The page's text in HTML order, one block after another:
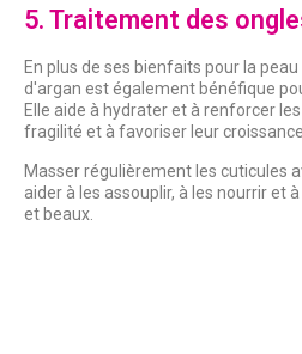
5. Traitement des
En plus de ses bienfaits pour la
d'argan est également bénéfique
Elle aide à hydrater et à renforcer
fragilité et à favoriser leur
Masser régulièrement les cuticules
aider à les assouplir, à les nourrir et
et beaux.